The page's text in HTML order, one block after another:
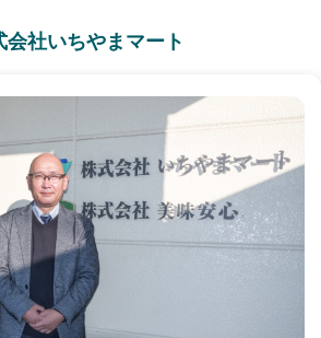
会社いちやまマート